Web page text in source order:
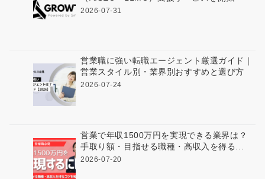
2026-07-31
営業職に強い転職エージェント厳選ガイド｜
営業スタイル別・業界別おすすめと選び方
2026-07-24
営業で年収1500万円を実現できる業界は？
手取り額・目指せる職種・高収入を得る...
2026-07-20